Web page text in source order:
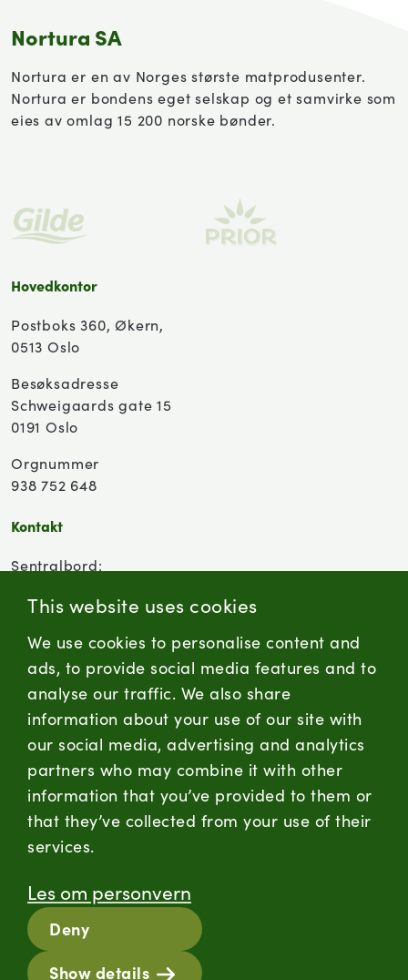
This website uses cookies
We use cookies to personalise content and
ads, to provide social media features and to
analyse our traffic. We also share
information about your use of our site with
our social media, advertising and analytics
partners who may combine it with other
information that you’ve provided to them or
that they’ve collected from your use of their
services.
Deny
Show details
Les om personvern
Nortura SA
Nortura er en av Norges største matprodusenter.
Nortura er bondens eget selskap og et samvirke som
eies av omlag 15 200 norske bønder.
Hovedkontor
Postboks 360, Økern,
0513 Oslo
Besøksadresse
Schweigaards gate 15
0191 Oslo
Orgnummer
938 752 648
Kontakt
Sentralbord:
Kontaktskjema
firmapost@nortura.no
LinkedInFacebookInstagram
RSS
Informasjonskapsler